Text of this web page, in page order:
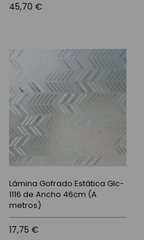
45,70 €
Lámina Gofrado Estática Glc-
1116 de Ancho 46cm (A
metros)
17,75 €